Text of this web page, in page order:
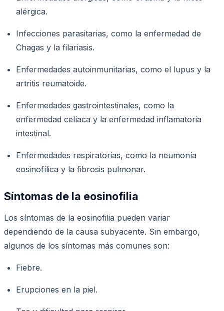
alérgica.
Infecciones parasitarias, como la enfermedad de
Chagas y la filariasis.
Enfermedades autoinmunitarias, como el lupus y la
artritis reumatoide.
Enfermedades gastrointestinales, como la
enfermedad celíaca y la enfermedad inflamatoria
intestinal.
Enfermedades respiratorias, como la neumonía
eosinofílica y la fibrosis pulmonar.
Síntomas de la eosinofilia
Los síntomas de la eosinofilia pueden variar
dependiendo de la causa subyacente. Sin embargo,
algunos de los síntomas más comunes son:
Fiebre.
Erupciones en la piel.